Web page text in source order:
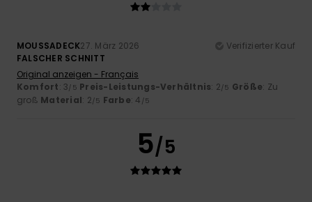
MOUSSADECK27. März 2026
Verifizierter Kauf
FALSCHER SCHNITT
Original anzeigen - Français
Komfort: 3/5 Preis-Leistungs-Verhältnis: 2/5 Größe: Zu
groß Material: 2/5 Farbe: 4 /5
5/5